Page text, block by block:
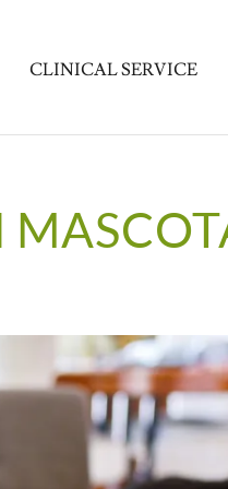
CLINICAL SERVICE